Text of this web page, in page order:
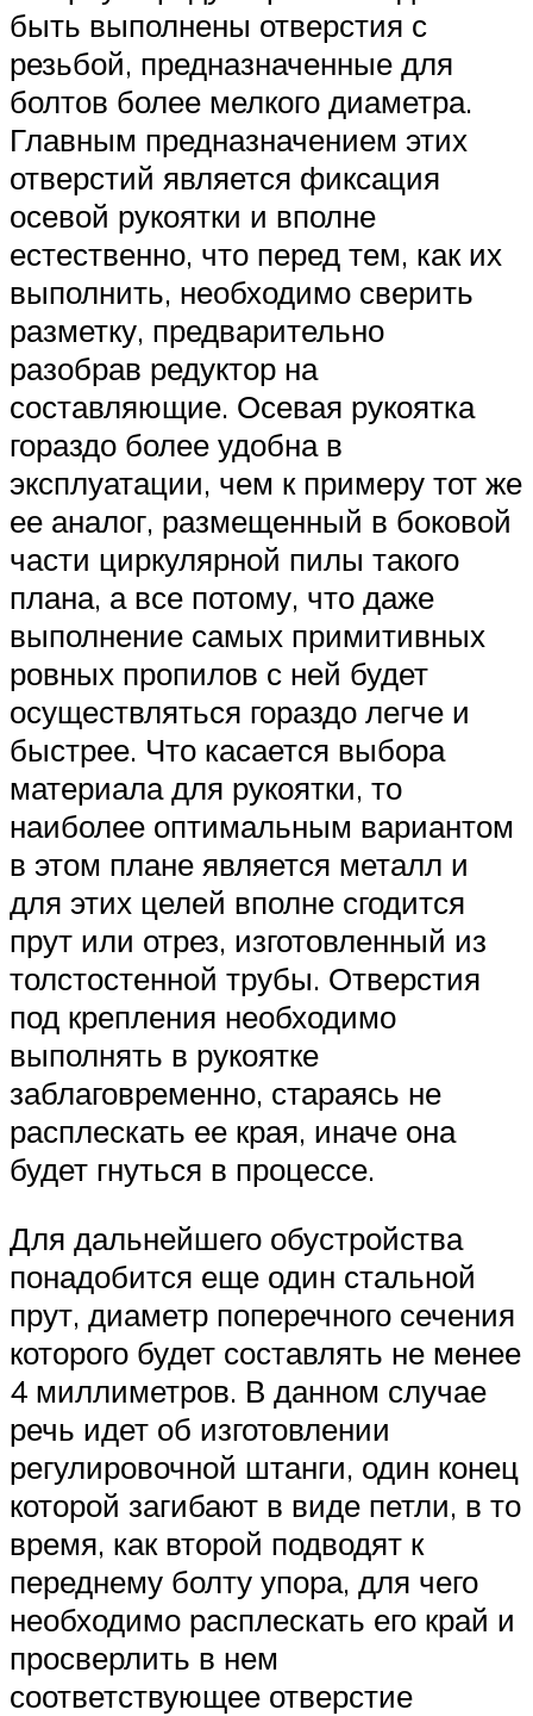
быть выполнены отверстия с
резьбой, предназначенные для
болтов более мелкого диаметра.
Главным предназначением этих
отверстий является фиксация
осевой рукоятки и вполне
естественно, что перед тем, как их
выполнить, необходимо сверить
разметку, предварительно
разобрав редуктор на
составляющие. Осевая рукоятка
гораздо более удобна в
эксплуатации, чем к примеру тот же
ее аналог, размещенный в боковой
части циркулярной пилы такого
плана, а все потому, что даже
выполнение самых примитивных
ровных пропилов с ней будет
осуществляться гораздо легче и
быстрее. Что касается выбора
материала для рукоятки, то
наиболее оптимальным вариантом
в этом плане является металл и
для этих целей вполне сгодится
прут или отрез, изготовленный из
толстостенной трубы. Отверстия
под крепления необходимо
выполнять в рукоятке
заблаговременно, стараясь не
расплескать ее края, иначе она
будет гнуться в процессе.
Для дальнейшего обустройства
понадобится еще один стальной
прут, диаметр поперечного сечения
которого будет составлять не менее
4 миллиметров. В данном случае
речь идет об изготовлении
регулировочной штанги, один конец
которой загибают в виде петли, в то
время, как второй подводят к
переднему болту упора, для чего
необходимо расплескать его край и
просверлить в нем
соответствующее отверстие